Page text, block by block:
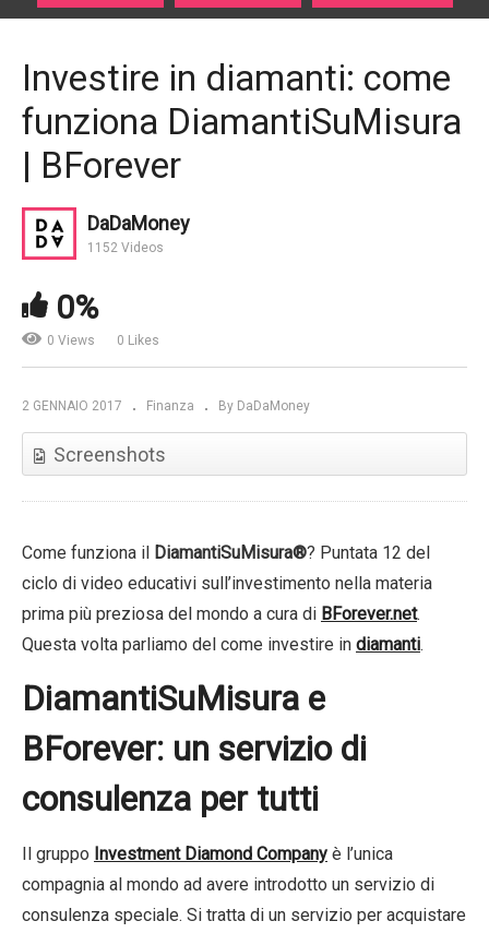
Investire in diamanti: come
funziona DiamantiSuMisura
| BForever
DaDaMoney
1152 Videos
0%
0 Views 0 Likes
2 GENNAIO 2017 Finanza By DaDaMoney
Screenshots
Come funziona il DiamantiSuMisura®? Puntata 12 del
ciclo di video educativi sull’investimento nella materia
prima più preziosa del mondo a cura di BForever.net.
Questa volta parliamo del come investire in diamanti.
DiamantiSuMisura e
BForever: un servizio di
consulenza per tutti
Il gruppo Investment Diamond Company è l’unica
compagnia al mondo ad avere introdotto un servizio di
consulenza speciale. Si tratta di un servizio per acquistare